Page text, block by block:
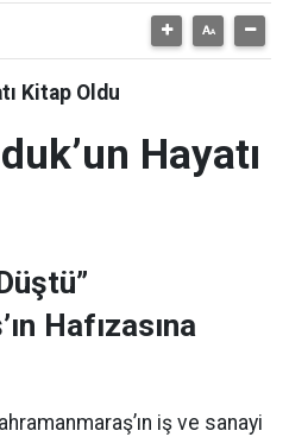
Kitap Oldu
Hayatı
Hafızasına
iş ve sanayi